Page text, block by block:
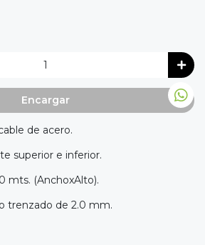
Encargar
de acero.
superior e inferior.
mts. (AnchoxAlto).
trenzado de 2.0 mm.